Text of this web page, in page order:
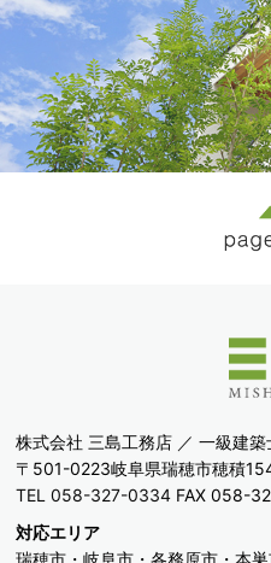
株式会社 三島工務店 ／ 一級建
〒501-0223岐阜県瑞穂市穂積
TEL 058-327-0334 FAX 058-
対応エリア
瑞穂市・岐阜市・各務原市・本巣